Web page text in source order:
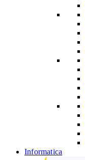
Informatica